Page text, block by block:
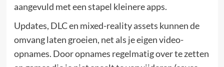
aangevuld met een stapel kleinere apps.
Updates, DLC en mixed-reality assets kunnen de
omvang laten groeien, net als je eigen video-
opnames. Door opnames regelmatig over te zetten